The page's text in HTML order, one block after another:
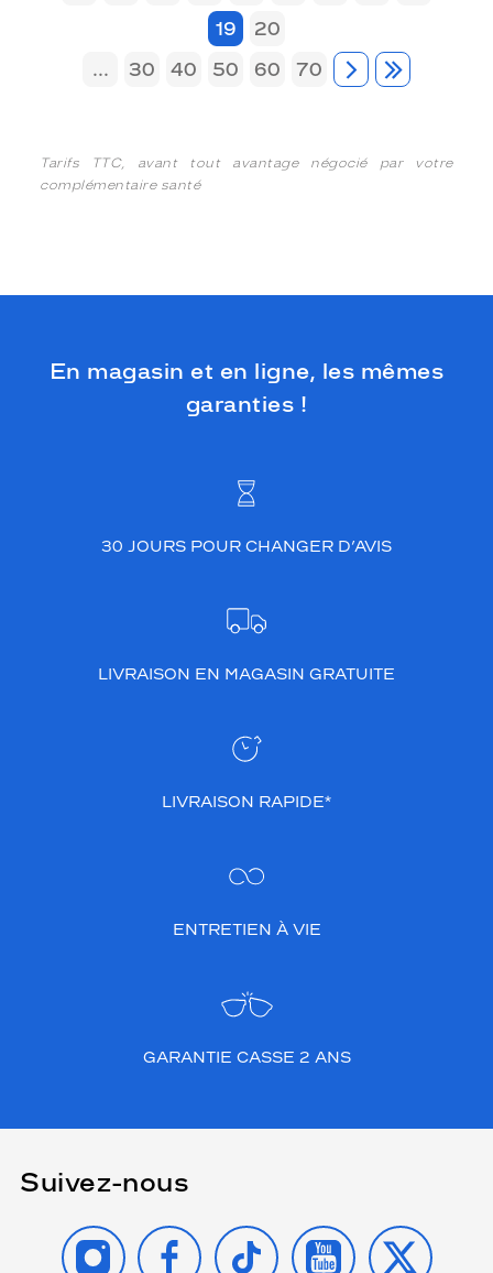
19
20
...
30 40 50 60 70
Tarifs TTC, avant tout avantage négocié par votre
complémentaire santé
En magasin et en ligne, les mêmes
garanties !
30 JOURS POUR CHANGER D’AVIS
LIVRAISON EN MAGASIN GRATUITE
LIVRAISON RAPIDE*
ENTRETIEN À VIE
GARANTIE CASSE 2 ANS
Suivez-nous
INSTAGRAMFACEBOOK
TIKTOK YOUTUBE
X